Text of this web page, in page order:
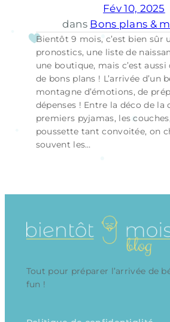
Fév 10, 2025
dans Bons plans &
Bientôt 9 mois, c’est bien sûr
pronostics, une liste de
une boutique, mais c’est aussi
de bons plans ! L’arrivée d’un
montagne d’émotions, de
dépenses ! Entre la déco de la
premiers pyjamas, les
poussette tant convoitée, on
souvent les…
Tout pour préparer l’arrivée de
fun !